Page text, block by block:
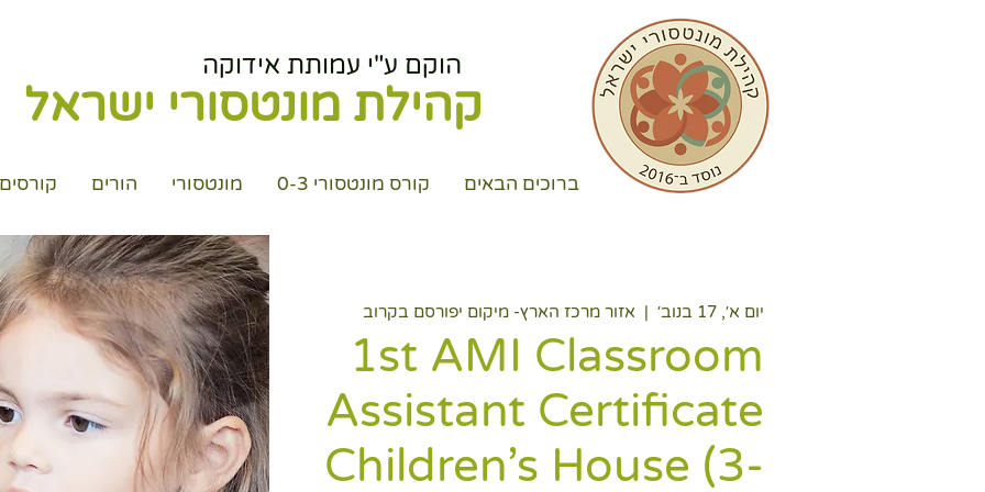
הוקם ע"י עמותת אידוקה
קהילת מונטסורי ישראל
ברוכים הבאים קורס מונטסורי 0-3 מונטסורי הורים קורסים
יום א׳, 17 בנוב׳
  |
אזור מרכז הארץ- מיקום יפורסם בקרוב
1st AMI Classroom
Assistant Certificate
Children’s House (3-